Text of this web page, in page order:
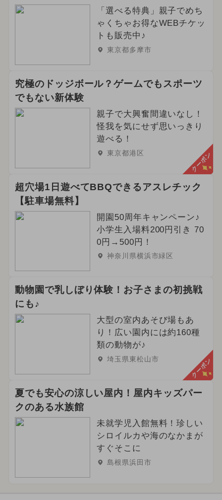
「選べる特典」親子でめち
ゃくちゃお得なWEBチケッ
トも販売中♪
東京都多摩市
究極のドッジボール？ゲームでもスポーツ
でもない新体験
親子で大興奮間違いなし！
怪我を気にせず思いっきり
遊べる！
東京都港区 クーポン
超穴場1日遊べてBBQできるアスレチック
【駐車場無料】
開園50周年キャンペーン♪
小学生入場料200円引き 70
0円→500円！
神奈川県横浜市緑区
動物園で乳しぼり体験！お子さまの初挑戦
にも♪
大型の室内あそび場もあ
り！広い園内には約160種
類の動物が♪
埼玉県東松山市 クーポン
夏でも安心の涼しい屋内！屋内キッズパー
クのある水族館
未就学児入館無料！珍しい
シロイルカや海のなかまが
すぐそこに
島根県浜田市